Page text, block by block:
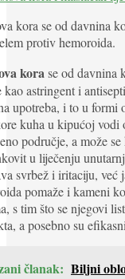
kora se od davnina
protiv hemoroida.
korase od davnina
kao astringent i
upotreba, i to u formi
kuha u kipućoj vodi
područje, a može
u liječenju
svrbež i iritaciju, već
pomaže i kameni
s tim što se njegovi
a posebno su
članak: Biljni